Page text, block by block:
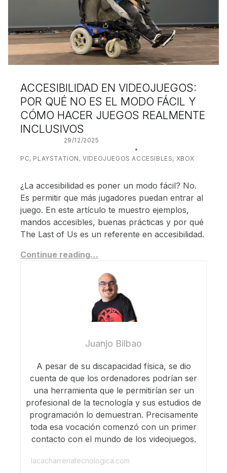
ACCESIBILIDAD EN VIDEOJUEGOS:
POR QUÉ NO ES EL MODO FÁCIL Y
CÓMO HACER JUEGOS REALMENTE
INCLUSIVOS
29/12/2025
PC, PLAYSTATION ,VIDEOJUEGOS ACCESIBLES, XBOX
¿La accesibilidad es poner un modo fácil? No.
Es permitir que más jugadores puedan entrar al
juego. En este artículo te muestro ejemplos,
mandos accesibles, buenas prácticas y por qué
The Last of Us es un referente en accesibilidad.
Continue reading…
Juanjo Bilbao
A pesar de su discapacidad física, se dio
cuenta de que los ordenadores podrían ser
una herramienta que le permitirían ser un
profesional de la tecnología y sus estudios de
programación lo demuestran. Precisamente
toda esa vocación comenzó con un primer
contacto con el mundo de los videojuegos.
lacacharreriatecnologica.com